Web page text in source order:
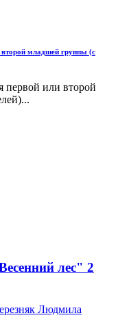
второй младшей группы (с
первой или второй
лес" 2
Людмила